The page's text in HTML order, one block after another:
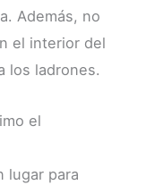
Además, no
el interior del
los ladrones.
el
lugar para